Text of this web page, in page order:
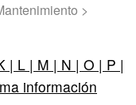
>
| L | M | N | O | P |
información